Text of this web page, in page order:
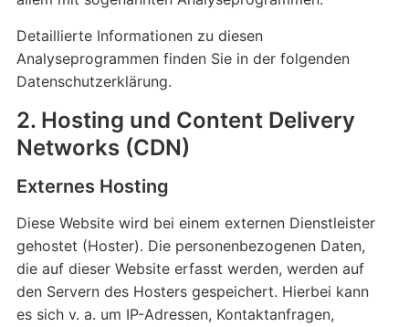
Detaillierte Informationen zu diesen
Analyseprogrammen finden Sie in der folgenden
Datenschutzerklärung.
2. Hosting und Content Delivery
Networks (CDN)
Externes Hosting
Diese Website wird bei einem externen Dienstleister
gehostet (Hoster). Die personenbezogenen Daten,
die auf dieser Website erfasst werden, werden auf
den Servern des Hosters gespeichert. Hierbei kann
es sich v. a. um IP-Adressen, Kontaktanfragen,